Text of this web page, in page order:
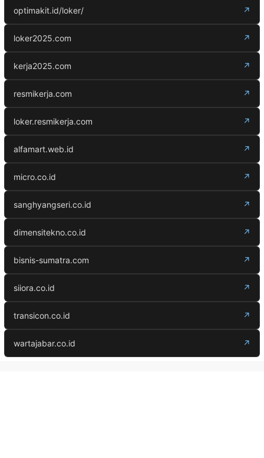
optimakit.id/loker/ ↗
loker2025.com ↗
kerja2025.com ↗
resmikerja.com ↗
loker.resmikerja.com ↗
alfamart.web.id ↗
micro.co.id ↗
sanghyangseri.co.id ↗
dimensitekno.co.id ↗
bisnis-sumatra.com ↗
siiora.co.id ↗
transicon.co.id ↗
wartajabar.co.id ↗